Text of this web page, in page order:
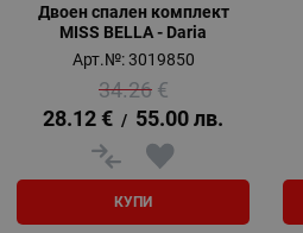
Двоен спален комплект
MISS BELLA - Daria
Арт.№: 3019850
34.26 €
28.12 € / 55.00 лв.
КУПИ